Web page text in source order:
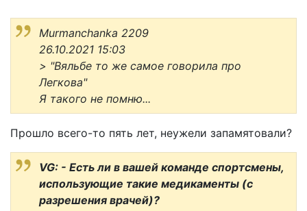
Murmanchanka 2209
26.10.2021 15:03
> "Вяльбе то же самое говорила про
Легкова"
Я такого не помню...
Прошло всего-то пять лет, неужели запамятовали?
VG: - Есть ли в вашей команде спортсмены,
использующие такие медикаменты (с
разрешения врачей)?